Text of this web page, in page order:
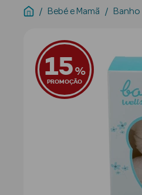
Bebé e Mamã Banho
15%
PROMOÇÃO